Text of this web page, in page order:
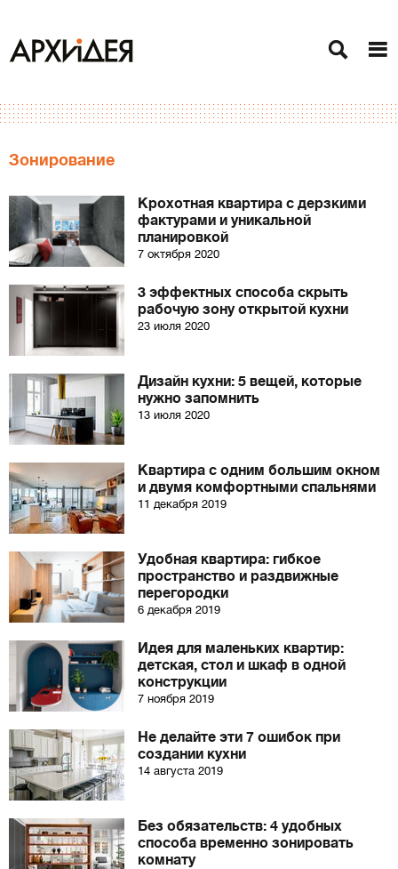
Зонирование
Крохотная квартира с дерзкими
фактурами и уникальной
планировкой
7 октября 2020
3 эффектных способа скрыть
рабочую зону открытой кухни
23 июля 2020
Дизайн кухни: 5 вещей, которые
нужно запомнить
13 июля 2020
Квартира с одним большим окном
и двумя комфортными спальнями
11 декабря 2019
Удобная квартира: гибкое
пространство и раздвижные
перегородки
6 декабря 2019
Идея для маленьких квартир:
детская, стол и шкаф в одной
конструкции
7 ноября 2019
Не делайте эти 7 ошибок при
создании кухни
14 августа 2019
Без обязательств: 4 удобных
способа временно зонировать
комнату